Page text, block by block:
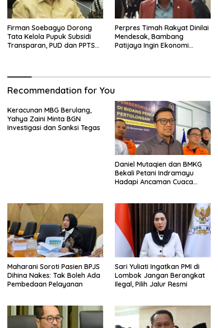
Firman Soebagyo Dorong
Tata Kelola Pupuk Subsidi
Transparan, PUD dan PPTS
Perpres Timah Rakyat Dinilai
Mendesak, Bambang
Patijaya Ingin Ekonomi
Recommendation for You
Keracunan MBG Berulang,
Yahya Zaini Minta BGN
Investigasi dan Sanksi Tegas
Daniel Mutaqien dan BMKG
Bekali Petani Indramayu
Hadapi Ancaman Cuaca
Maharani Soroti Pasien BPJS
Dihina Nakes: Tak Boleh Ada
Pembedaan Pelayanan
Sari Yuliati Ingatkan PMI di
Lombok Jangan Berangkat
Ilegal, Pilih Jalur Resmi